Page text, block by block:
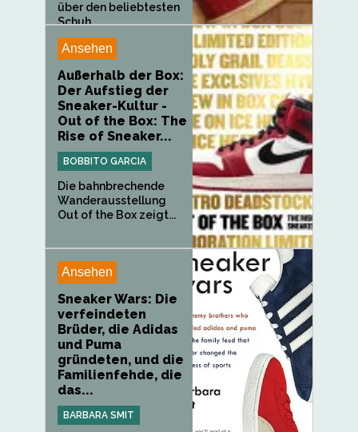
über den beliebtesten
Schuh...
Ansehen
Außerhalb der Box:
Der Aufstieg der
Sneaker-Kultur -
Out of the Box: The
Rise of Sneaker...
BOBBITO GARCIA
Die bahnbrechende
Wanderausstellung
Out of the Box zeigt...
Ansehen
Sneaker Wars: Die
verfeindeten
Brüder, die Adidas
und Puma
gründeten, und die
Familienfehde, die
das...
BARBARA SMIT